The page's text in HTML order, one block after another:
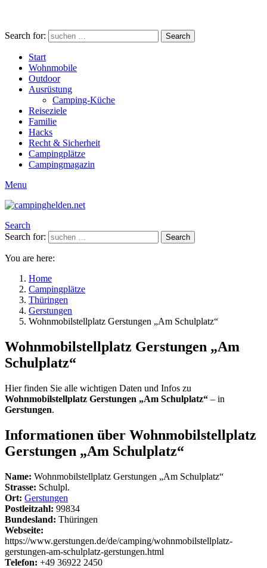
Search for: Search
Start
Wohnmobile
Outdoor
Ausrüstung
Camping-Küche
Reiseziele
Familie
Hacks
Recht & Sicherheit
Campingplätze
Campingmagazin
Menu
Search
Search for:
Search
You are here:
Home
Campingplätze
Thüringen
Gerstungen
Wohnmobilstellplatz Gerstungen „Am Schulplatz“
Wohnmobilstellplatz Gerstungen „Am
Schulplatz“
Hier finden Sie alle wichtigen Daten und Infos zu
Wohnmobilstellplatz Gerstungen „Am Schulplatz“ – in
Gerstungen.
Informationen über Wohnmobilstellplatz
Gerstungen „Am Schulplatz“
Name: Wohnmobilstellplatz Gerstungen „Am Schulplatz“
Strasse: Schulpl.
Ort: Gerstungen
Postleitzahl: 99834
Bundesland: Thüringen
Webseite:
https://www.gerstungen.de/de/camping/wohnmobilstellplatz-
gerstungen-am-schulplatz-gerstungen.html
Telefon: +49 36922 2450